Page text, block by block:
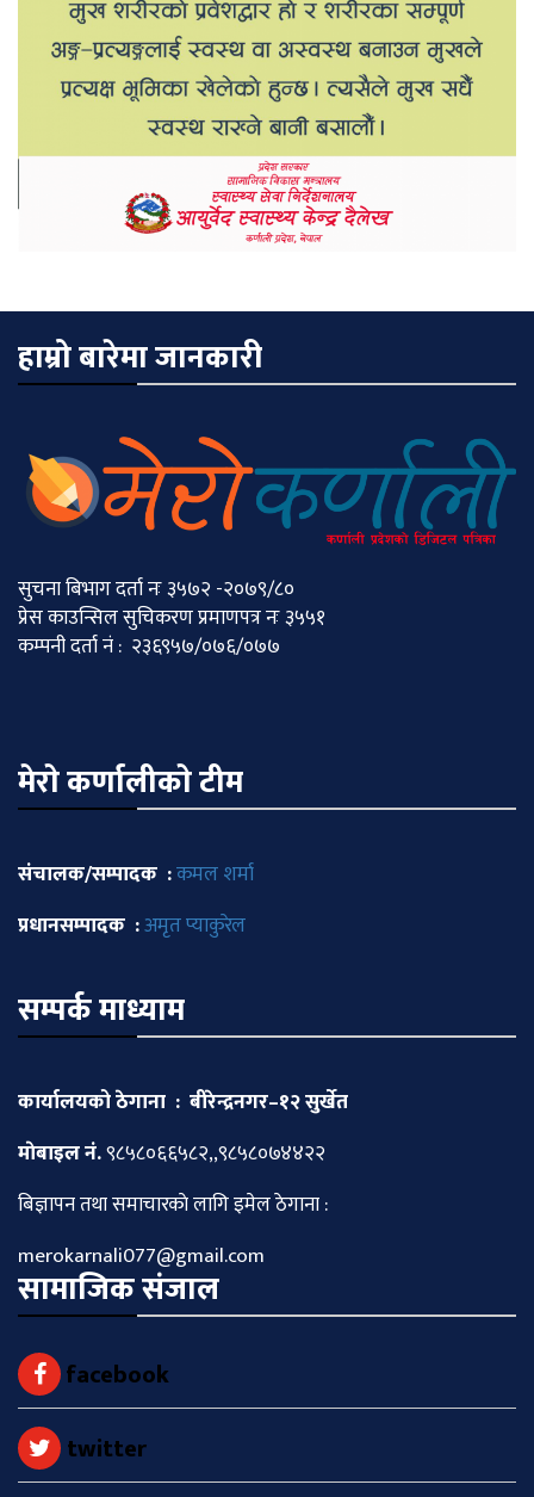
हाम्रो बारेमा जानकारी
सुचना बिभाग दर्ता नः ३५७२ -२०७९/८०
प्रेस काउन्सिल सुचिकरण प्रमाणपत्र नः ३५५१
कम्पनी दर्ता नं : २३६९५७/०७६/०७७
मेराे कर्णालीकाे टीम
संचालक/सम्पादक :कमल शर्मा
प्रधानसम्पादक :अमृत प्याकुरेल
सम्पर्क माध्याम
कार्यालयको ठेगाना : बीरेन्द्रनगर–१२ सुर्खेत
माेबाइल नं.९८५८०६६५८२,,९८५८०७४४२२
बिज्ञापन तथा समाचारकाे लागि इमेल ठेगाना :
merokarnali077@gmail.com
सामाजिक संजाल
facebook
twitter